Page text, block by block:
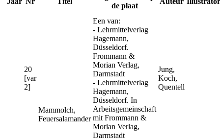
de plaat
20
[var
2]
Mammolch,
Feuersalamander
Een van:
- Lehrmittelverlag
Hagemann,
Düsseldorf.
Frommann &
Morian Verlag,
Darmstadt
- Lehrmittelverlag
Hagemann,
Düsseldorf. In
Arbeitsgemeinschaft
mit Frommann &
Morian Verlag,
Darmstadt
Jung,
Koch,
Quentell